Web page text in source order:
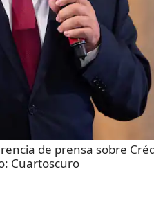
de prensa sobre
Cuartoscuro